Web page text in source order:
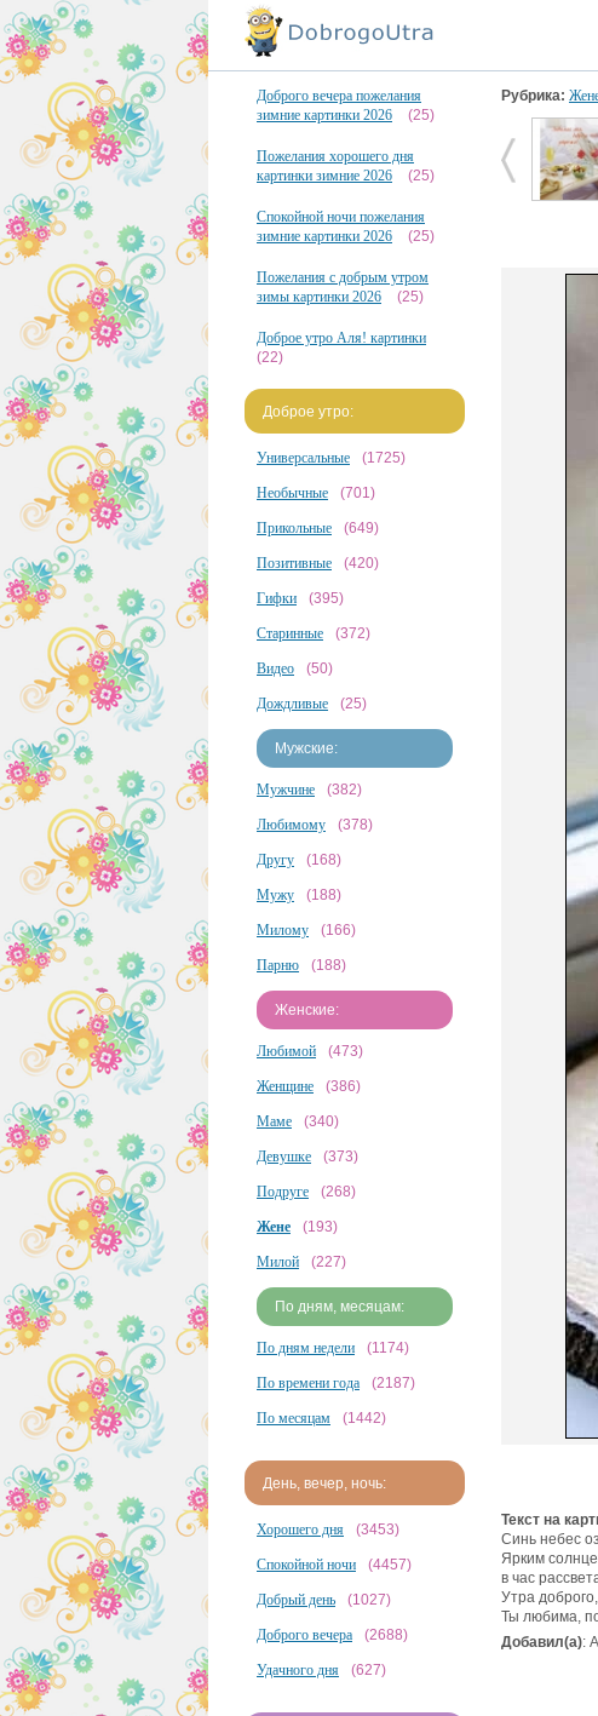
Доброго вечера пожелания
зимние картинки 2026
(25)
Пожелания хорошего дня
картинки зимние 2026
(25)
Спокойной ночи пожелания
зимние картинки 2026
(25)
Пожелания с добрым утром
зимы картинки 2026
(25)
Доброе утро Аля! картинки
(22)
Доброе утро:
Универсальные (1725)
Необычные (701)
Прикольные (649)
Позитивные (420)
Гифки (395)
Старинные (372)
Видео (50)
Дождливые (25)
Мужские:
Мужчине (382)
Любимому (378)
Другу (168)
Мужу (188)
Милому (166)
Парню (188)
Женские:
Любимой (473)
Женщине (386)
Маме (340)
Девушке (373)
Подруге (268)
Жене (193)
Милой (227)
По дням, месяцам:
По дням недели (1174)
По времени года (2187)
По месяцам (1442)
День, вечер, ночь:
Хорошего дня (3453)
Спокойной ночи (4457)
Добрый день (1027)
Доброго вечера (2688)
Удачного дня (627)
Рубрика:
Текст на
Синь небес
Ярким
в час
Утра
Ты любима,
Добавил(а):